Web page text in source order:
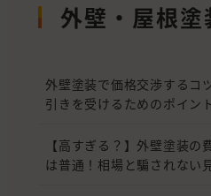
外壁・屋根
外壁塗装で価格交渉するコ
引きを受けるためのポイン
【高すぎる？】外壁塗装
は普通！相場と騙されない